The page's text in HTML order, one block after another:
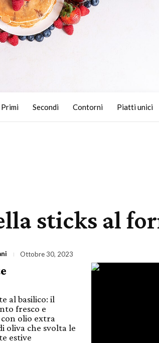
Primi Secondi Contorni Piatti unici
sticks al
Ottobre 30, 2023
al basilico: il
fresco e
olio extra
oliva che svolta le
estive